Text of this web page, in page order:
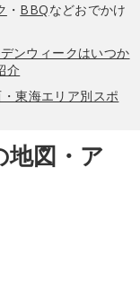
・ BBQなどおでかけ
ンウィークはいつか
介
東海エリア別スポ
地図・ア